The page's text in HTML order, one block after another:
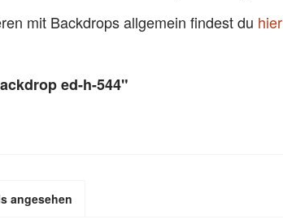
mit Backdrops allgemein findest du hier
ed-h-544"
angesehen